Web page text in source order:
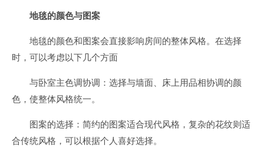
地毯的颜色与图案
地毯的颜色和图案会直接影响房间的整体风格。在选择
时，可以考虑以下几个方面
与卧室主色调协调：选择与墙面、床上用品相协调的颜
色，使整体风格统一。
图案的选择：简约的图案适合现代风格，复杂的花纹则适
合传统风格，可以根据个人喜好选择。